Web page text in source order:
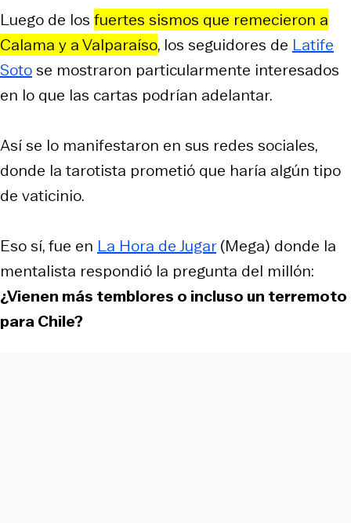
Luego de los fuertes sismos que remecieron a
Calama y a Valparaíso, los seguidores de Latife
Sotose mostraron particularmente interesados
en lo que las cartas podrían adelantar.
Así se lo manifestaron en sus redes sociales,
donde la tarotista prometió que haría algún tipo
de vaticinio.
Eso sí, fue en La Hora de Jugar(Mega) donde la
mentalista respondió la pregunta del millón:
¿Vienen más temblores o incluso un terremoto
para Chile?